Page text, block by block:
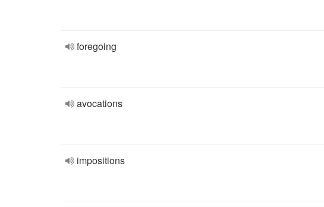
foregoing
avocations
impositions